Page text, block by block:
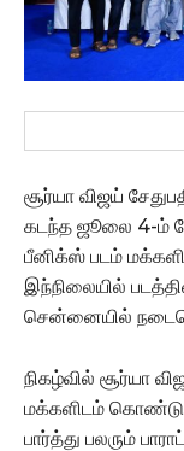
சூர்யா விஜய்
கடந்த ஜூலை 4-ம்
பீனிக்ஸ் படம்
இந்நிலையில்
சென்னையில்
நிகழ்வில் சூர்யா
மக்களிடம் கொண்டு
பார்த்து பலரும்